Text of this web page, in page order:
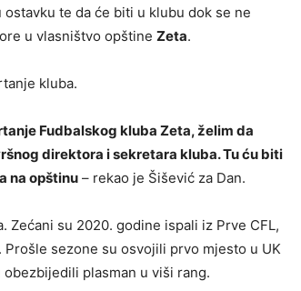
te da će biti u klubu dok se ne
u vlasništvo opštine Zeta.
kluba.
Fudbalskog kluba Zeta, želim da
direktora i sekretara kluba. Tu ću biti
na opštinu – rekao je Šišević za Dan.
Zećani su 2020. godine ispali iz Prve CFL,
Prošle sezone su osvojili prvo mjesto u UK
plasman u viši rang.